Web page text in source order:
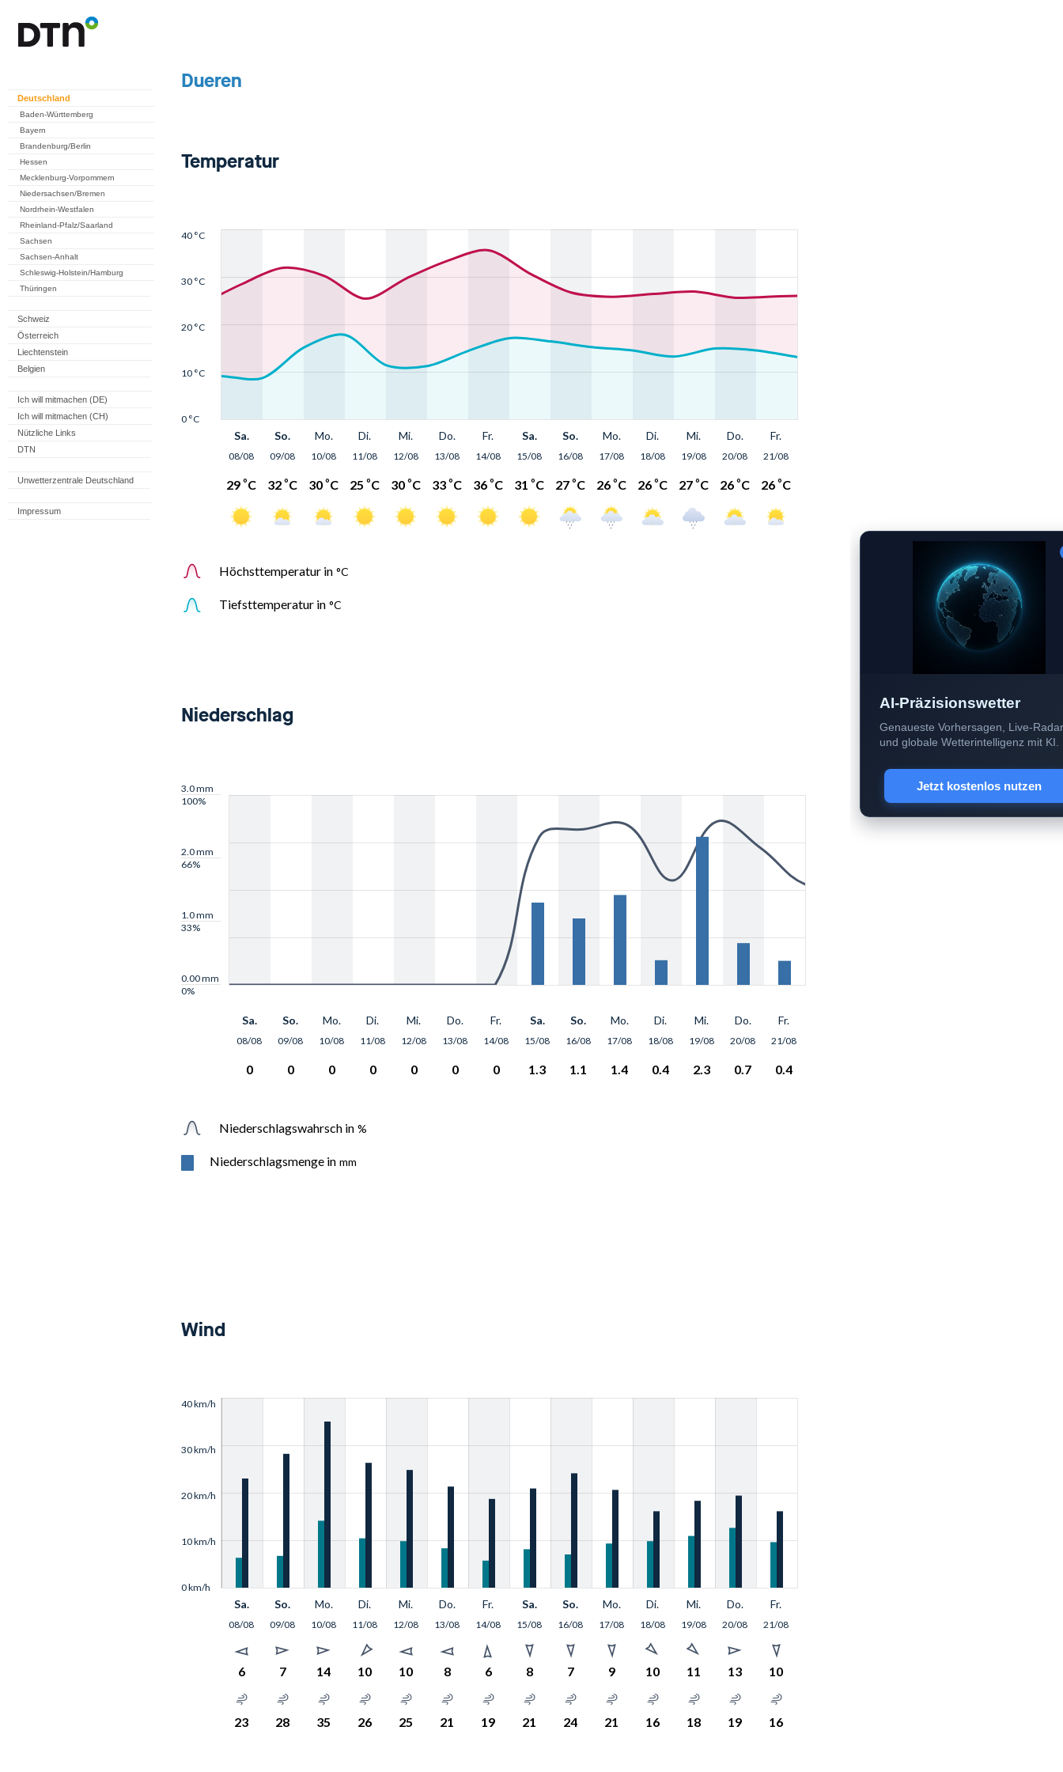
Deutschland
Baden-Württemberg
Bayern
Brandenburg/Berlin
Hessen
Mecklenburg-Vorpommern
Niedersachsen/Bremen
Nordrhein-Westfalen
Rheinland-Pfalz/Saarland
Sachsen
Sachsen-Anhalt
Schleswig-Holstein/Hamburg
Thüringen
Schweiz
Österreich
Liechtenstein
Belgien
Ich will mitmachen (DE)
Ich will mitmachen (CH)
Nützliche Links
DTN
Unwetterzentrale Deutschland
Impressum
AI-Präzisionswetter
Genaueste Vorhersagen, Live-Radar
und globale Wetterintelligenz mit KI.
Jetzt kostenlos nutzen